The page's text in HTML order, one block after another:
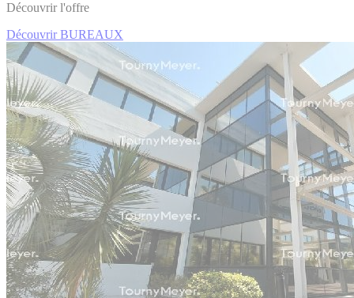
Découvrir l'offre
Découvrir BUREAUX